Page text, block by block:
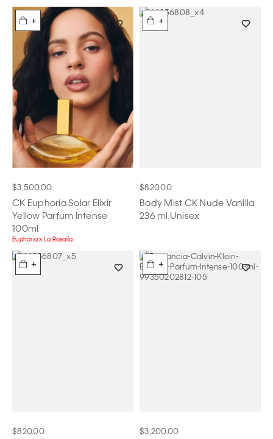
+
$3,500.00
CK Euphoria Solar Elixir
Yellow Parfum Intense
100ml
Euphoria x La Rosalía
+
$820.00
Body Mist CK Nude Vanilla
236 ml Unisex
+
$820.00
+
$3,200.00